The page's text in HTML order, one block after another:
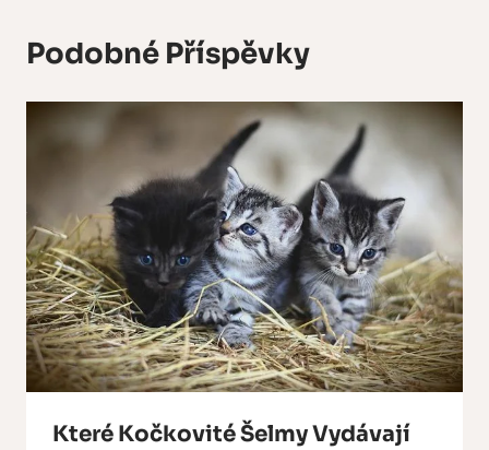
Podobné Příspěvky
Které Kočkovité Šelmy Vydávají